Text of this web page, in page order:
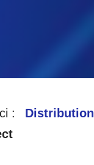
: Distribution